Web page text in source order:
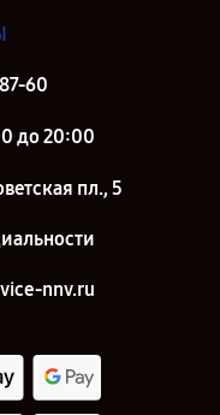
60
до 20:00
пл., 5
nnv.ru